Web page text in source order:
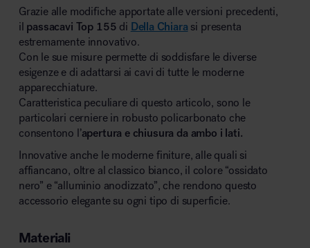
Grazie alle modifiche apportate alle versioni precedenti,
il passacavi Top 155 di Della Chiarasi presenta
estremamente innovativo.
Con le sue misure permette di soddisfare le diverse
esigenze e di adattarsi ai cavi di tutte le moderne
apparecchiature.
Caratteristica peculiare di questo articolo, sono le
particolari cerniere in robusto policarbonato che
consentono l’apertura e chiusura da ambo i lati.
Innovative anche le moderne finiture, alle quali si
affiancano, oltre al classico bianco, il colore “ossidato
nero” e “alluminio anodizzato”, che rendono questo
accessorio elegante su ogni tipo di superficie.
Materiali